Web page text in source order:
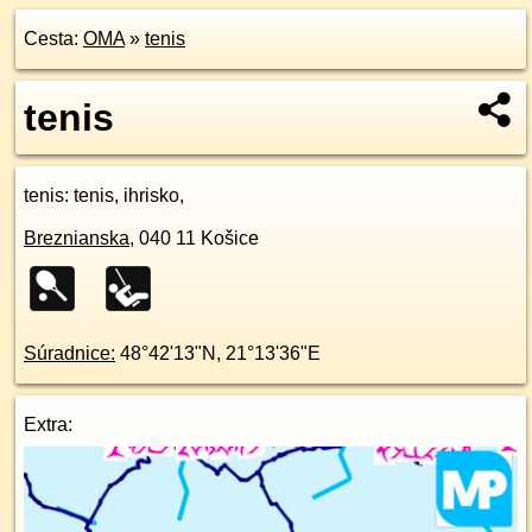
Cesta: OMA» tenis
tenis
tenis: tenis, ihrisko,
Breznianska, 040 11 Košice
Súradnice: 48°42'13"N , 21°13'36"E
Extra: